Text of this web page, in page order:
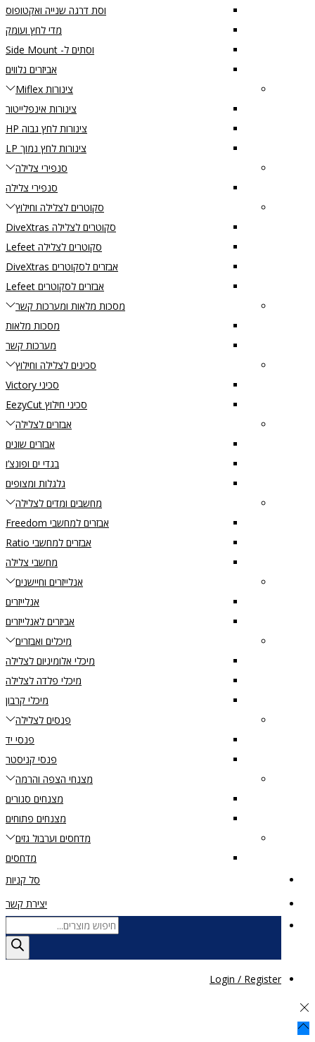
וסת דרגה שנייה ואקטופוס
מדי לחץ ועומק
וסתים ל- Side Mount
אביזרים נלווים
צינורות Miflex
צינורות אינפלייטור
צינורות לחץ גבוה HP
צינורות לחץ נמוך LP
סנפירי צלילה
סנפירי צלילה
סקוטרים לצלילה וחילוץ
סקוטרים לצלילה DiveXtras
סקוטרים לצלילה Lefeet
אבזרים לסקוטרים DiveXtras
אבזרים לסקוטרים Lefeet
מסכות מלאות ומערכות קשר
מסכות מלאות
מערכות קשר
סכינים לצלילה וחילוץ
סכיני Victory
סכיני חילוץ EezyCut
אבזרים לצלילה
אבזרים שונים
בגדי ים ופונצ’ו
גלגלות ומצופים
מחשבים ומדים לצלילה
אבזרים למחשבי Freedom
אבזרים למחשבי Ratio
מחשבי צלילה
אנלייזרים וחיישנים
אנלייזרים
אביזרים לאנלייזרים
מיכלים ואבזרים
מיכלי אלומיניום לצלילה
מיכלי פלדה לצלילה
מיכלי קרבון
פנסים לצלילה
פנסי יד
פנסי קניסטר
מצנחי הצפה והרמה
מצנחים סגורים
מצנחים פתוחים
מדחסים וערבול גזים
מדחסים
סל קניות
יצירת קשר
Products
Login / Register